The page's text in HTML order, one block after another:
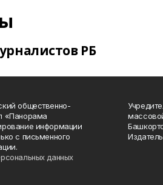
РБ
общественно-
«Панорама
информации
с письменного
данных